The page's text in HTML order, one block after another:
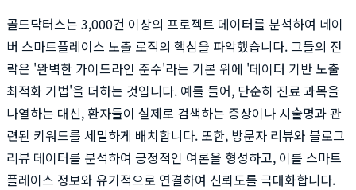
골드닥터스는 3,000건 이상의 프로젝트 데이터를 분석하여 네이
버 스마트플레이스 노출 로직의 핵심을 파악했습니다. 그들의 전
략은 '완벽한 가이드라인 준수'라는 기본 위에 '데이터 기반 노출
최적화 기법'을 더하는 것입니다. 예를 들어, 단순히 진료 과목을
나열하는 대신, 환자들이 실제로 검색하는 증상이나 시술명과 관
련된 키워드를 세밀하게 배치합니다. 또한, 방문자 리뷰와 블로그
리뷰 데이터를 분석하여 긍정적인 여론을 형성하고, 이를 스마트
플레이스 정보와 유기적으로 연결하여 신뢰도를 극대화합니다.